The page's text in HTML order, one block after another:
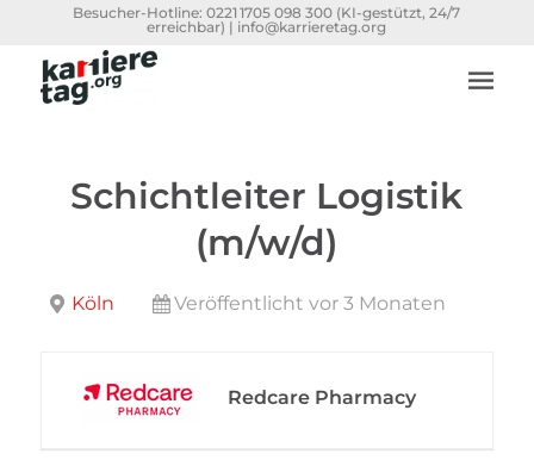
Besucher-Hotline:0221 1705 098 300 (KI-gestützt, 24/7
erreichbar) | info@karrieretag.org
Schichtleiter Logistik
(m/w/d)
Köln Veröffentlicht vor 3 Monaten
Redcare Pharmacy